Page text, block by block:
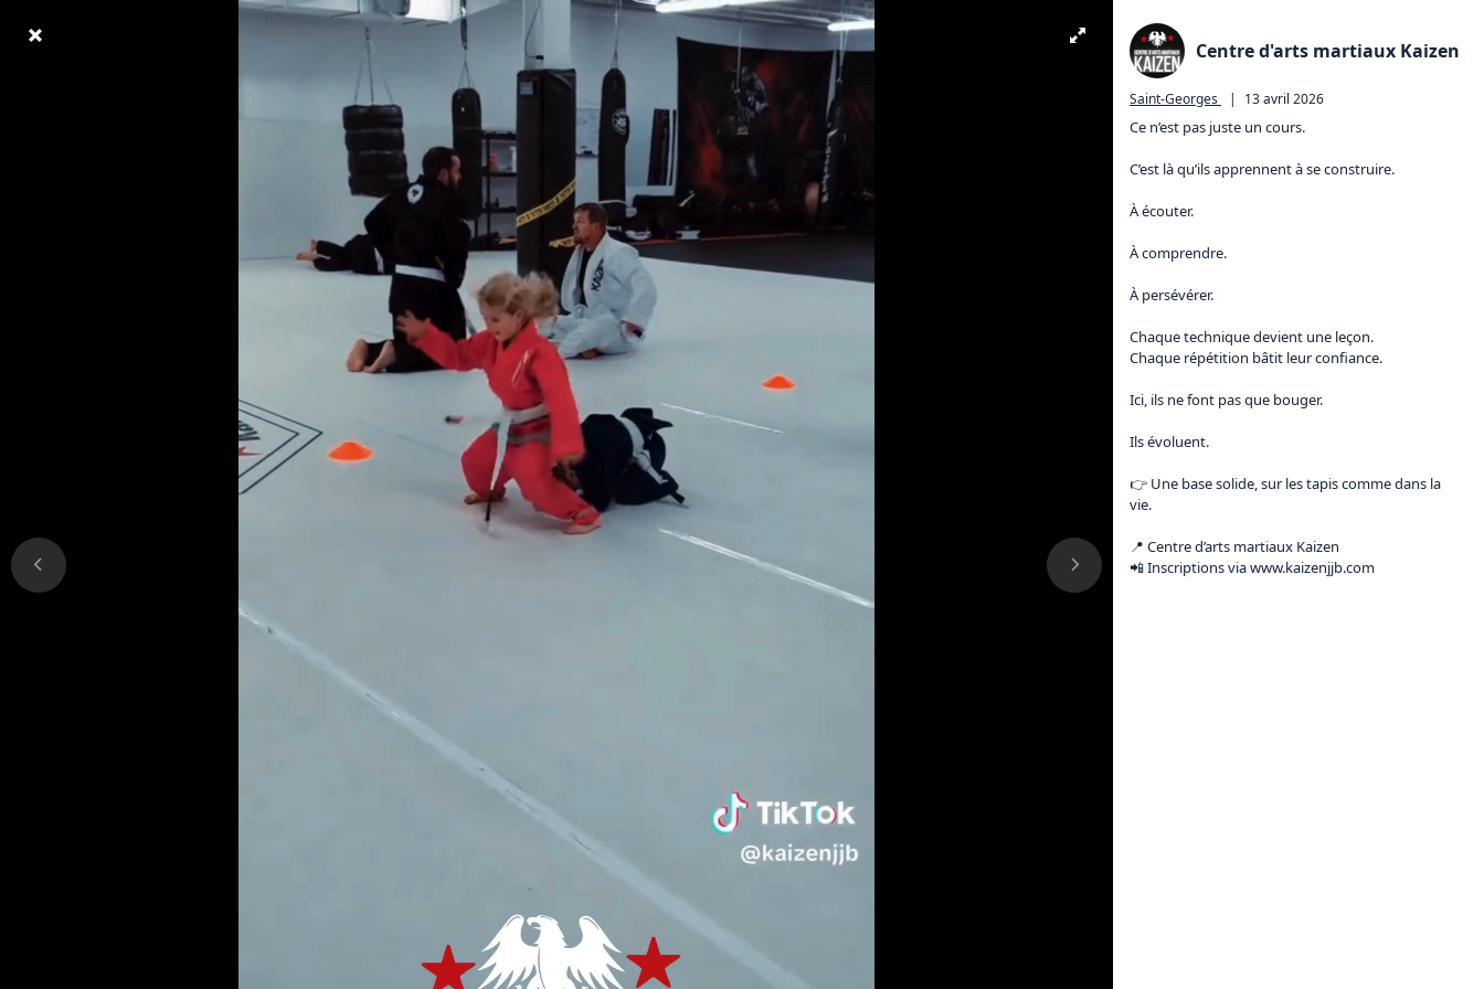
Centre d'arts martiaux Kaizen
Saint-Georges | 13 avril 2026
Ce n’est pas juste un cours.
C’est là qu’ils apprennent à se construire.
À écouter.
À comprendre.
À persévérer.
Chaque technique devient une leçon.
Chaque répétition bâtit leur confiance.
Ici, ils ne font pas que bouger.
Ils évoluent.
👉 Une base solide, sur les tapis comme dans la
vie.
📍 Centre d’arts martiaux Kaizen
📲 Inscriptions via www.kaizenjjb.com